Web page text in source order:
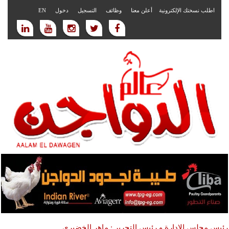
اطلب نسختك الإلكترونية أعلن معنا وظائف التسجيل دخول EN